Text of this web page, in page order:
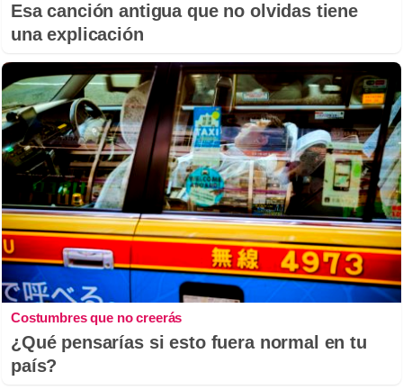
Esa canción antigua que no olvidas tiene
una explicación
Costumbres que no creerás
¿Qué pensarías si esto fuera normal en tu
país?